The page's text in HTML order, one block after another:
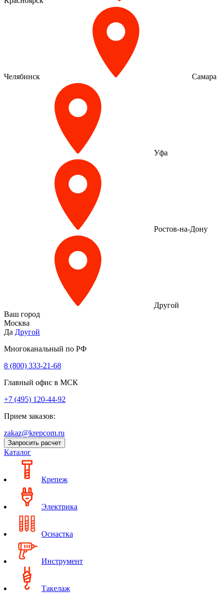
Челябинск Самара
Уфа
Ростов-на-Дону
Другой
Ваш город
Москва
Да Другой
Многоканальный по РФ
8 (800) 333‑21-68
Главный офис в МСК
+7 (495) 120-44-92
Прием заказов:
zakaz@krepcom.ru
Запросить расчет
Каталог
Крепеж
Электрика
Оснастка
Инструмент
Такелаж